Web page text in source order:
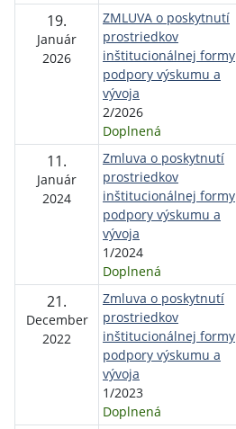
19.
Január
2026
ZMLUVA o poskytnutí
prostriedkov
inštitucionálnej formy
podpory výskumu a
vývoja
2/2026
Doplnená
11.
Január
2024
Zmluva o poskytnutí
prostriedkov
inštitucionálnej formy
podpory výskumu a
vývoja
1/2024
Doplnená
21.
December
2022
Zmluva o poskytnutí
prostriedkov
inštitucionálnej formy
podpory výskumu a
vývoja
1/2023
Doplnená